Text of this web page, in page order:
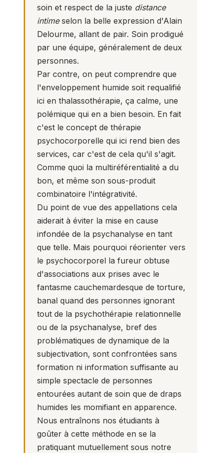
soin et respect de la juste distance
intimeselon la belle expression d'Alain
Delourme, allant de pair. Soin prodigué
par une équipe, généralement de deux
personnes.
Par contre, on peut comprendre que
l'enveloppement humide soit requalifié
ici en thalassothérapie, ça calme, une
polémique qui en a bien besoin. En fait
c'est le concept de thérapie
psychocorporelle qui ici rend bien des
services, car c'est de cela qu'il s'agit.
Comme quoi la multiréférentialité a du
bon, et même son sous-produit
combinatoire l'intégrativité.
Du point de vue des appellations cela
aiderait à éviter la mise en cause
infondée de la psychanalyse en tant
que telle. Mais pourquoi réorienter vers
le psychocorporel la fureur obtuse
d'associations aux prises avec le
fantasme cauchemardesque de torture,
banal quand des personnes ignorant
tout de la psychothérapie relationnelle
ou de la psychanalyse, bref des
problématiques de dynamique de la
subjectivation, sont confrontées sans
formation ni information suffisante au
simple spectacle de personnes
entourées autant de soin que de draps
humides les momifiant en apparence.
Nous entraînons nos étudiants à
goûter à cette méthode en se la
pratiquant mutuellement sous notre